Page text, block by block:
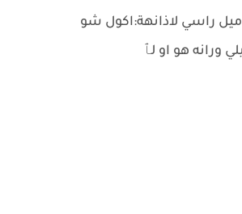
راسي لاذانهة:اكول شو
ورانه هو او لٱ